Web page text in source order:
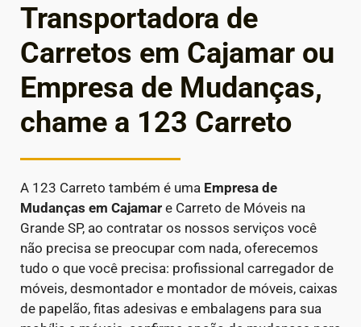
Transportadora de
Carretos em Cajamar ou
Empresa de Mudanças,
chame a 123 Carreto
A 123 Carreto também é uma Empresa de
Mudanças em Cajamar e Carreto de Móveis na
Grande SP, ao contratar os nossos serviços você
não precisa se preocupar com nada, oferecemos
tudo o que você precisa: profissional carregador de
móveis, desmontador e montador de móveis, caixas
de papelão, fitas adesivas e embalagens para sua